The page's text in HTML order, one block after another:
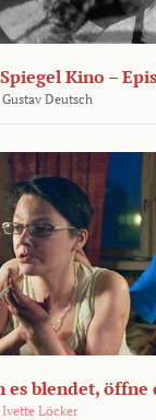
Kino –
Gustav Deutsch
es blendet, öffne
Ivette Löcker